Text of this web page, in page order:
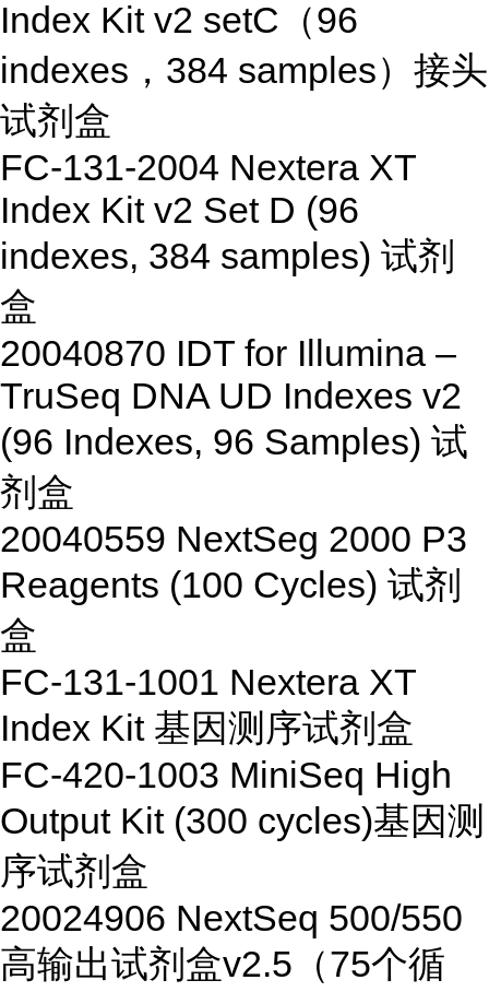
Index Kit v2 setC （96
indexes ， 384 samples）接头
试剂盒
FC-131-2004 Nextera XT
Index Kit v2 Set D (96
indexes, 384 samples) 试剂
盒
20040870 IDT for Illumina –
TruSeq DNA UD Indexes v2
(96 Indexes, 96 Samples) 试
剂盒
20040559 NextSeg 2000 P3
Reagents (100 Cycles) 试剂
盒
FC-131-1001 Nextera XT
Index Kit 基因测序试剂盒
FC-420-1003 MiniSeq High
Output Kit (300 cycles)基因测
序试剂盒
20024906 NextSeq 500/550
高输出试剂盒v2.5 （75个循